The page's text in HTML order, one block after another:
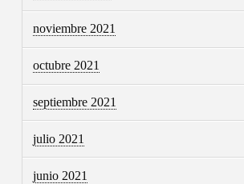
noviembre 2021
octubre 2021
septiembre 2021
julio 2021
junio 2021